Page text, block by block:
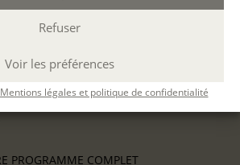
Refuser
Voir les préférences
Mentions légales et politique de confidentialité
PROGRAMME COMPLET